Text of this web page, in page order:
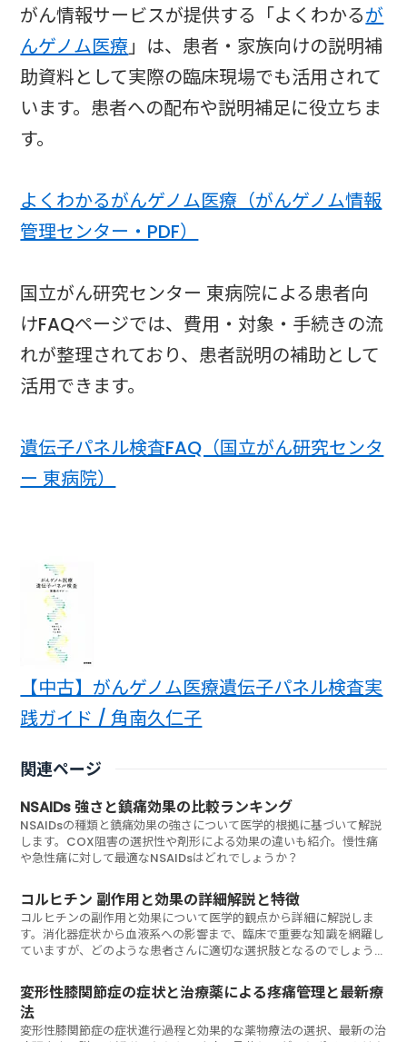
がん情報サービスが提供する「よくわかるが
んゲノム医療」は、患者・家族向けの説明補
助資料として実際の臨床現場でも活用されて
います。患者への配布や説明補足に役立ちま
す。
よくわかるがんゲノム医療（がんゲノム情報
管理センター・PDF）
国立がん研究センター 東病院による患者向
けFAQページでは、費用・対象・手続きの流
れが整理されており、患者説明の補助として
活用できます。
遺伝子パネル検査FAQ（国立がん研究センタ
ー 東病院）
【中古】がんゲノム医療遺伝子パネル検査実
践ガイド / 角南久仁子
関連ページ
NSAIDs 強さと鎮痛効果の比較ランキング
NSAIDsの種類と鎮痛効果の強さについて医学的根拠に基づいて解説
します。COX阻害の選択性や剤形による効果の違いも紹介。慢性痛
や急性痛に対して最適なNSAIDsはどれでしょうか？
コルヒチン 副作用と効果の詳細解説と特徴
コルヒチンの副作用と効果について医学的観点から詳細に解説しま
す。消化器症状から血液系への影響まで、臨床で重要な知識を網羅し
ていますが、どのような患者さんに適切な選択肢となるのでしょう
変形性膝関節症の症状と治療薬による疼痛管理と最新療
法
変形性膝関節症の症状進行過程と効果的な薬物療法の選択、最新の治